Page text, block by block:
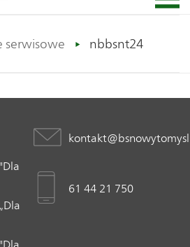
serwisowe nbbsnt24
61 44 21 750